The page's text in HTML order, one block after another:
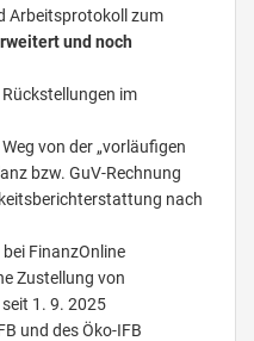
Arbeitsprotokoll zum
und noch
im
von der „vorläufigen
bzw. GuV-Rechnung
nach
FinanzOnline
Zustellung von
1. 9. 2025
und des Öko-IFB